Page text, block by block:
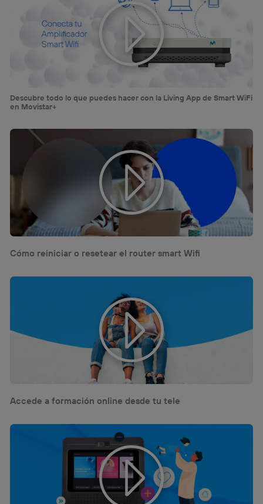
Descubre todo lo que puedes hacer con la Living App de Smart WiFi
en Movistar+
Cómo reiniciar o resetear el router smart Wifi
Accede a formación online desde tu tele